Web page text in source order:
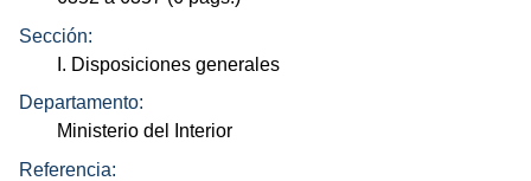
Sección:
I. Disposiciones generales
Departamento:
Ministerio del Interior
Referencia: